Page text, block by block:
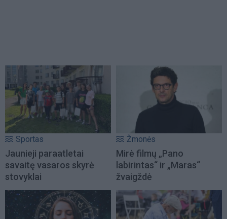
Sportas
Jaunieji paraatletai
savaitę vasaros skyrė
stovyklai
Žmonės
Mirė filmų „Pano
labirintas“ ir „Maras“
žvaigždė